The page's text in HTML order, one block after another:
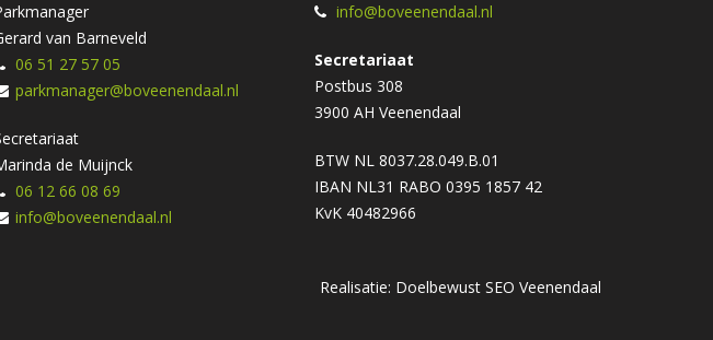
van Barneveld
06 51 27 57 05
parkmanager@boveenendaal.nl
de Muijnck
06 12 66 08 69
info@boveenendaal.nl
info@boveenendaal.nl
Secretariaat
Postbus 308
3900 AH Veenendaal
BTW NL 8037.28.049.B.01
IBAN NL31 RABO 0395 1857 42
KvK 40482966
Realisatie: Doelbewust SEO Veenendaal